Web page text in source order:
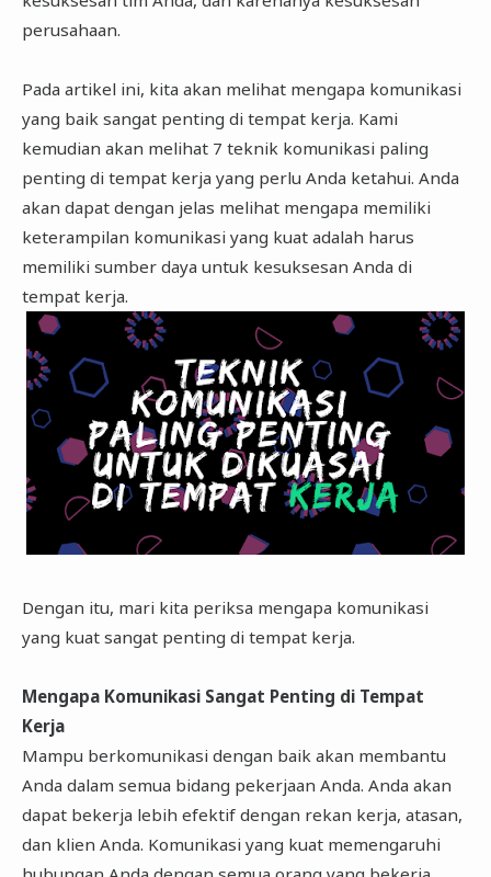
perusahaan.
Pada artikel ini, kita akan melihat mengapa komunikasi
yang baik sangat penting di tempat kerja. Kami
kemudian akan melihat 7 teknik komunikasi paling
penting di tempat kerja yang perlu Anda ketahui. Anda
akan dapat dengan jelas melihat mengapa memiliki
keterampilan komunikasi yang kuat adalah harus
memiliki sumber daya untuk kesuksesan Anda di
tempat kerja.
Dengan itu, mari kita periksa mengapa komunikasi
yang kuat sangat penting di tempat kerja.
Mengapa Komunikasi Sangat Penting di Tempat
Kerja
Mampu berkomunikasi dengan baik akan membantu
Anda dalam semua bidang pekerjaan Anda. Anda akan
dapat bekerja lebih efektif dengan rekan kerja, atasan,
dan klien Anda. Komunikasi yang kuat memengaruhi